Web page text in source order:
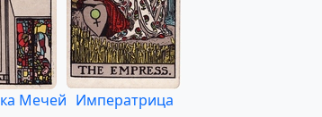
Мечей Императрица